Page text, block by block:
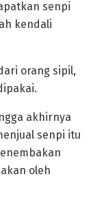
senpi
kendali
orang sipil,
akhirnya
senpi itu
oleh